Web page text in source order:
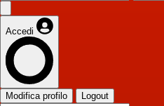
Accedi
Modifica profilo Logout